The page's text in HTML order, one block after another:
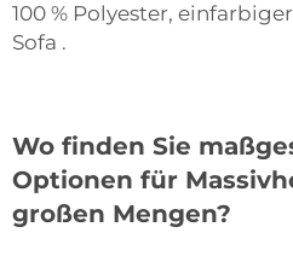
100 % Polyester,
Sofa .
Wo finden Sie
Optionen für
großen Mengen?